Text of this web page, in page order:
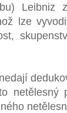
Leibniz
lze
netělesný